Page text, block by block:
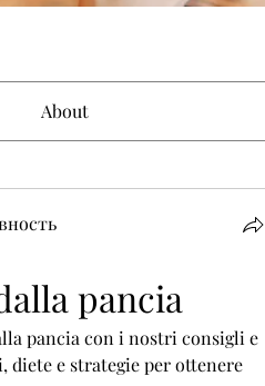
About
pancia
pancia con i nostri consigli e
e strategie per ottenere